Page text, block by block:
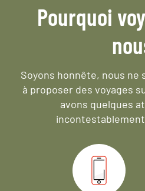
Pourquoi
Soyons honnête, nous ne
à proposer des voyages
avons quelques